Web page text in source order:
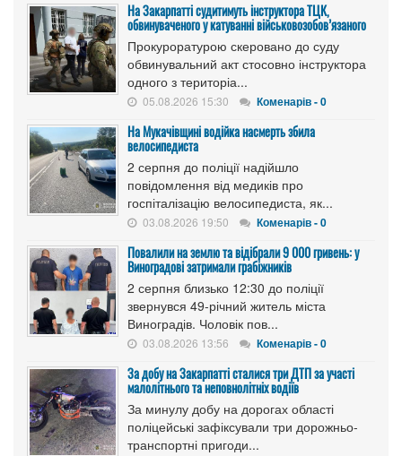
На Закарпатті судитимуть інструктора ТЦК,
обвинуваченого у катуванні військовозобов’язаного
Прокуроратурою скеровано до суду
обвинувальний акт стосовно інструктора
одного з територіа...
05.08.2026 15:30 Коменарів - 0
На Мукачівщині водійка насмерть збила
велосипедиста
2 серпня до поліції надійшло
повідомлення від медиків про
госпіталізацію велосипедиста, як...
03.08.2026 19:50 Коменарів - 0
Повалили на землю та відібрали 9 000 гривень: у
Виноградові затримали грабіжників
2 серпня близько 12:30 до поліції
звернувся 49-річний житель міста
Виноградів. Чоловік пов...
03.08.2026 13:56 Коменарів - 0
За добу на Закарпатті сталися три ДТП за участі
малолітнього та неповнолітніх водіїв
За минулу добу на дорогах області
поліцейські зафіксували три дорожньо-
транспортні пригоди...